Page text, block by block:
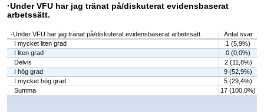
·Under VFU har jag tränat på/diskuterat evidensbaserat
arbetssätt.
·Under VFU har jag tränat på/diskuterat evidensbaserat arbetssätt.
Antal svar
I mycket liten grad
1 (5,9%)
I liten grad
0 (0,0%)
Delvis
2 (11,8%)
I hög grad
9 (52,9%)
I mycket hög grad
5 (29,4%)
Summa
17 (100,0%)
Chart